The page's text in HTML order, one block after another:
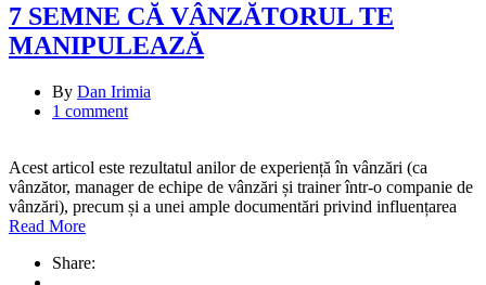
7 SEMNE CĂ VÂNZĂTORUL TE
MANIPULEAZĂ
By Dan Irimia
1 comment
Acest articol este rezultatul anilor de experiență în vânzări (ca
vânzător, manager de echipe de vânzări și trainer într-o companie de
vânzări), precum și a unei ample documentări privind influențarea
Read More
Share: